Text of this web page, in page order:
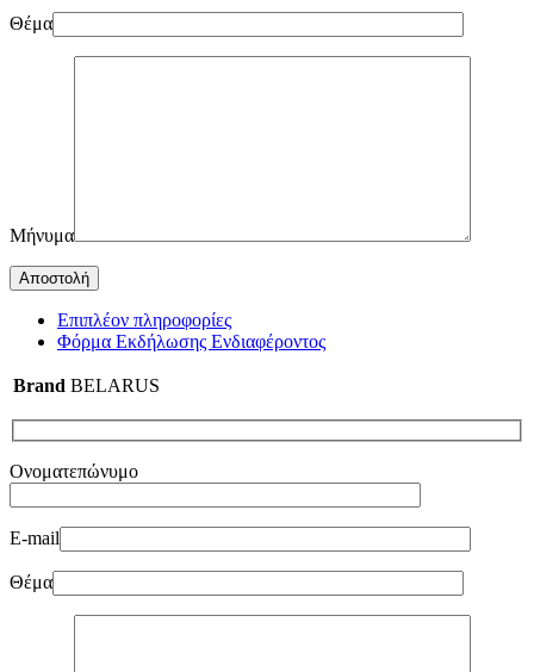
Θέμα
Μήνυμα
Επιπλέον πληροφορίες
Φόρμα Εκδήλωσης Ενδιαφέροντος
Brand BELARUS
Ονοματεπώνυμο
E-mail
Θέμα